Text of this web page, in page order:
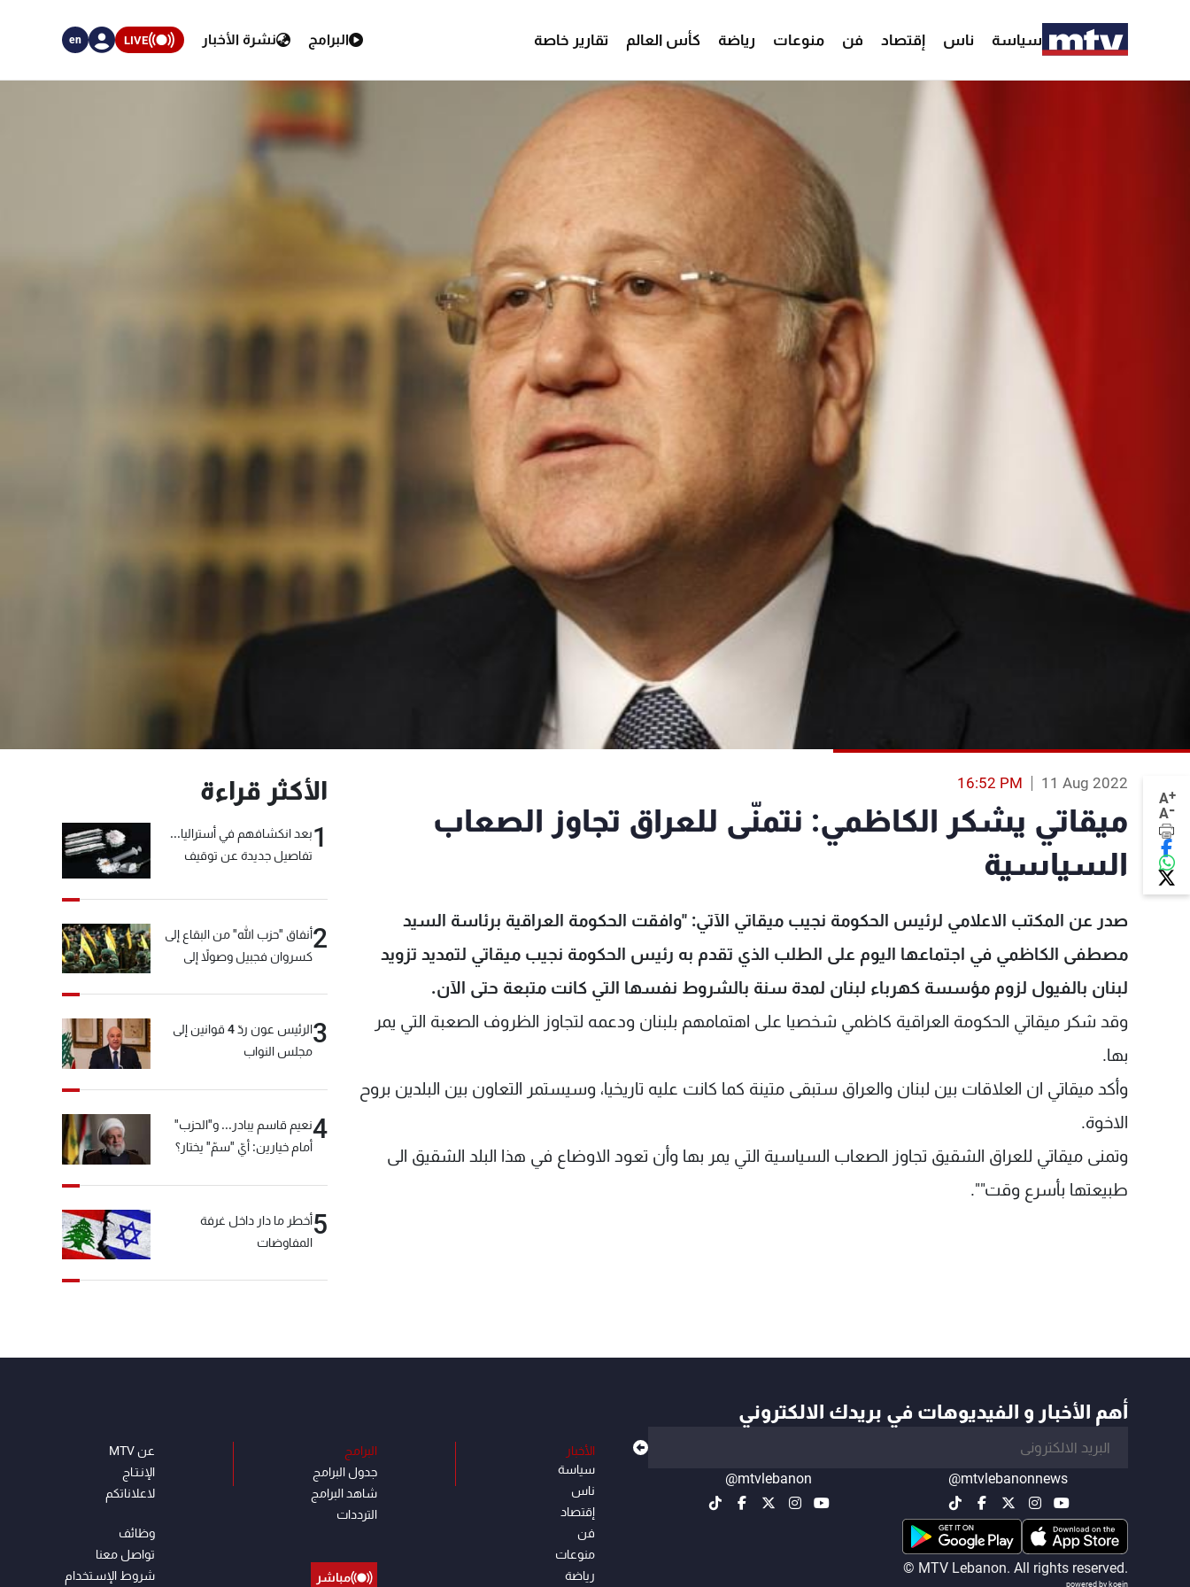
سياسة ناس إقتصاد فن منوعات رياضة كأس العالم تقارير خاصة البرامج نشرة الأخبار LIVE
en
A+
A-
11 Aug 2022
16:52 PM
ميقاتي يشكر الكاظمي: نتمنّى للعراق تجاوز الصعاب
السياسية
صدر عن المكتب الاعلامي لرئيس الحكومة نجيب ميقاتي الآتي: "وافقت الحكومة العراقية برئاسة السيد
مصطفى الكاظمي في اجتماعها اليوم على الطلب الذي تقدم به رئيس الحكومة نجيب ميقاتي لتمديد تزويد
لبنان بالفيول لزوم مؤسسة كهرباء لبنان لمدة سنة بالشروط نفسها التي كانت متبعة حتى الآن.
وقد شكر ميقاتي الحكومة العراقية كاظمي شخصيا على اهتمامهم بلبنان ودعمه لتجاوز الظروف الصعبة التي يمر
بها.
وأكد ميقاتي ان العلاقات بين لبنان والعراق ستبقى متينة كما كانت عليه تاريخيا، وسيستمر التعاون بين البلدين بروح
الاخوة.
وتمنى ميقاتي للعراق الشقيق تجاوز الصعاب السياسية التي يمر بها وأن تعود الاوضاع في هذا البلد الشقيق الى
طبيعتها بأسرع وقت"".
الأكثر قراءة
1بعد انكشافهم في أستراليا...
تفاصيل جديدة عن توقيف
2أنفاق "حزب الله" من البقاع إلى
كسروان فجبيل وصولاً إلى
3
الرئيس عون ردّ 4 قوانين إلى
مجلس النواب
4نعيم قاسم يبادر... و"الحزب"
أمام خيارين: أيّ "سمّ" يختار؟
5أخطر ما دار داخل غرفة
المفاوضات
أهم الأخبار و الفيديوهات في بريدك الالكتروني
@mtvlebanonnews
@mtvlebanon
© MTV Lebanon. All rights reserved.
powered by koein
الأخبار
سياسة
ناس
إقتصاد
فن
منوعات
رياضة
البرامج
جدول البرامج
شاهد البرامج
الترددات
مباشر
عن MTV
الإنـتـاج
لاعلاناتكم
وظائف
تواصل معنا
شروط الإسـتخدام